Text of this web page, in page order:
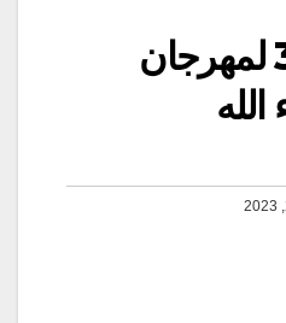
نبّر: الدورة 30 لمهرجان